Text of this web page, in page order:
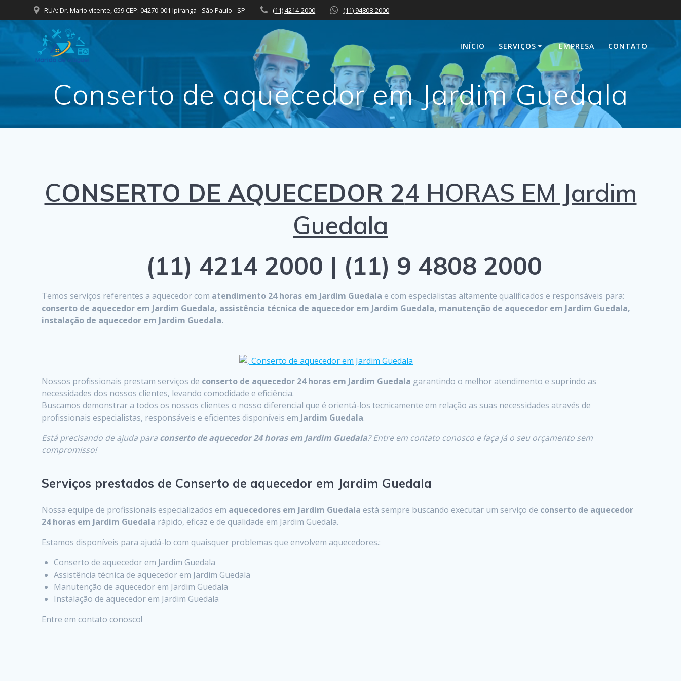
to
RUA: Dr. Mario vicente, 659 CEP: 04270-001 Ipiranga - São Paulo - SP (11) 4214-2000 (11) 94808-2000
INÍCIO SERVIÇOS EMPRESA CONTATO
Conserto de aquecedor em Jardim Guedala
CONSERTO DE AQUECEDOR 24 HORAS EM Jardim
Guedala
(11) 4214 2000 | (11) 9 4808 2000
Temos serviços referentes a aquecedor com atendimento 24 horas em Jardim Guedala e com especialistas altamente qualificados e responsáveis para:
conserto de aquecedor em Jardim Guedala, assistência técnica de aquecedor em Jardim Guedala, manutenção de aquecedor em Jardim Guedala,
instalação de aquecedor em Jardim Guedala.
Nossos profissionais prestam serviços de conserto de aquecedor 24 horas em Jardim Guedala garantindo o melhor atendimento e suprindo as
necessidades dos nossos clientes, levando comodidade e eficiência.
Buscamos demonstrar a todos os nossos clientes o nosso diferencial que é orientá-los tecnicamente em relação as suas necessidades através de
profissionais especialistas, responsáveis e eficientes disponíveis em Jardim Guedala.
Está precisando de ajuda para conserto de aquecedor 24 horas em Jardim Guedala? Entre em contato conosco e faça já o seu orçamento sem
compromisso!
Serviços prestados de Conserto de aquecedor em Jardim Guedala
Nossa equipe de profissionais especializados em aquecedores em Jardim Guedala está sempre buscando executar um serviço de conserto de aquecedor
24 horas em Jardim Guedala rápido, eficaz e de qualidade em Jardim Guedala.
Estamos disponíveis para ajudá-lo com quaisquer problemas que envolvem aquecedores.:
Conserto de aquecedor em Jardim Guedala
Assistência técnica de aquecedor em Jardim Guedala
Manutenção de aquecedor em Jardim Guedala
Instalação de aquecedor em Jardim Guedala
Entre em contato conosco!